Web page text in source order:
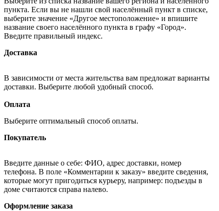
пункта. Если вы не нашли свой населённый пункт в списке,
выберите значение «Другое местоположение» и впишите
название своего населённого пункта в графу «Город».
Введите правильный индекс.
Доставка
В зависимости от места жительства вам предложат варианты
доставки. Выберите любой удобный способ.
Оплата
Выберите оптимальный способ оплаты.
Покупатель
Введите данные о себе: ФИО, адрес доставки, номер
телефона. В поле «Комментарии к заказу» введите сведения,
которые могут пригодиться курьеру, например: подъезды в
доме считаются справа налево.
Оформление заказа